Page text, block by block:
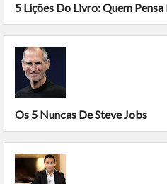
5 Lições Do Livro: Quem
Os 5 Nuncas De Steve Jobs